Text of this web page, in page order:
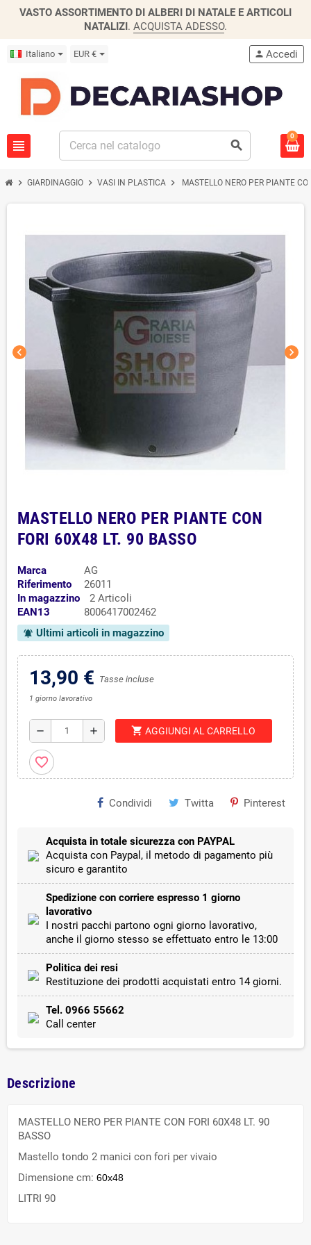
VASTO ASSORTIMENTO DI ALBERI DI NATALE E ARTICOLI
NATALIZI. ACQUISTA ADESSO.
Italiano EUR €
view_headline search
person Accedi
0
chevron_right GIARDINAGGIO chevron_right VASI IN PLASTICA chevron_right MASTELLO NERO PER PIANTE
chevron_left chevron_right
MASTELLO NERO PER PIANTE CON
FORI 60X48 LT. 90 BASSO
Marca
AG
Riferimento
26011
In magazzino
2 Articoli
EAN13
8006417002462
notifications_active Ultimi articoli in magazzino
13,90 € Tasse incluse
1 giorno lavorativo
remove add shopping_cart AGGIUNGI AL CARRELLO
favorite_border
Condividi Twitta Pinterest
Acquista in totale sicurezza con PAYPAL
Acquista con Paypal, il metodo di pagamento più
sicuro e garantito
Spedizione con corriere espresso 1 giorno
lavorativo
I nostri pacchi partono ogni giorno lavorativo,
anche il giorno stesso se effettuato entro le 13:00
Politica dei resi
Restituzione dei prodotti acquistati entro 14 giorni.
Tel. 0966 55662
Call center
Descrizione
MASTELLO NERO PER PIANTE CON FORI 60X48 LT. 90
BASSO
Mastello tondo 2 manici con fori per vivaio
Dimensione cm: 60x48
LITRI 90